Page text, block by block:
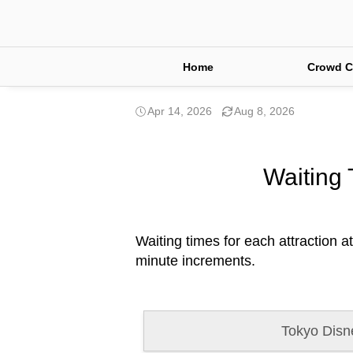
Home Crowd
Apr 14, 2026 Aug 8, 2026
Waiting
Waiting times for each attraction
minute increments.
Tokyo